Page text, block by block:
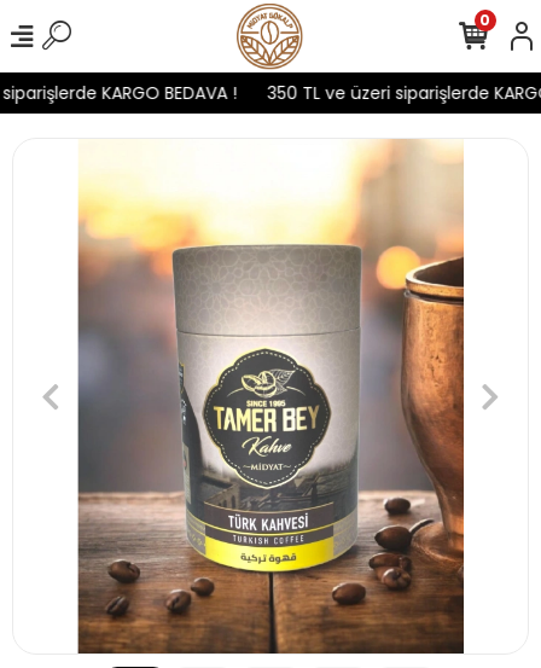
KARGO BEDAVA ! 350 TL ve üzeri siparişlerde
0